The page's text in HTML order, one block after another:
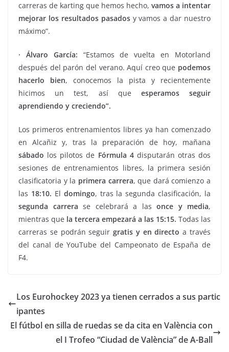
carreras de karting que hemos hecho, vamos a intentar
mejorar los resultados pasadosy vamos a dar nuestro
máximo”.
· Álvaro García: “Estamos de vuelta en Motorland
después del parón del verano. Aquí creo que podemos
hacerlo bien, conocemos la pista y recientemente
hicimos un test, así que esperamos seguir
aprendiendo y creciendo”.
Los primeros entrenamientos libres ya han comenzado
en Alcañiz y, tras la preparación de hoy, mañana
sábado los pilotos de Fórmula 4disputarán otras dos
sesiones de entrenamientos libres, la primera sesión
clasificatoria y la primera carrera, que dará comienzo a
las 18:10. El domingo, tras la segunda clasificación, la
segunda carrera se celebrará a las once y media,
mientras que la tercera empezará a las 15:15. Todas las
carreras se podrán seguirgratis y en directo a través
del canal de YouTube del Campeonato de España de
F4.
Los Eurohockey 2023 ya tienen cerrados a sus partic
ipantes
El fútbol en silla de ruedas se da cita en València con
el I Trofeo “Ciudad de València” de A-Ball